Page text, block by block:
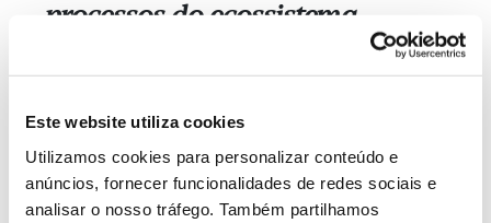
Este website utiliza cookies
Utilizamos cookies para personalizar conteúdo e
anúncios, fornecer funcionalidades de redes sociais e
analisar o nosso tráfego. Também partilhamos
processos do ecossistema,
abordam os vários aspetos da